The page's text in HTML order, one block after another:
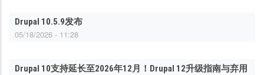
Drupal 10.5.9发布
05/18/2026 - 11:28
Drupal 10支持延长至2026年12月！Drupal 12升级指南与弃用